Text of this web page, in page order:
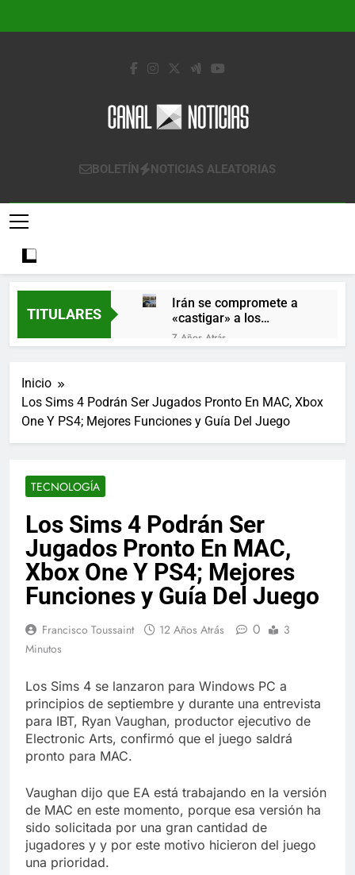
Canal Noticias
Canal Noticias
BOLETÍN NOTICIAS ALEATORIAS
TITULARES
Irán se compromete a
«castigar» a los
responsables de
derribar un avión
7 Años Atrás
diciembre
Los últimos paquetes
especiales Hush Socks
7 Años Atrás
La familia Kennedy
entierra a otro
miembro de la familia
7 Años Atrás
Cápsulas Ultra Max
Testo a Precios
Especiales en México,
Colombia, Perú ,
7 Años Atrás
Crema Precios –
México – Descuentos
Masivos en Mercado
Libre
7 Años Atrás
Crucero en México te
lleva a lugares
secuestrados
deepfake de Samsung
fabrica un clip de
movimiento desde una
sola foto
7 Años Atrás
Inicio
Los Sims 4 Podrán Ser Jugados Pronto En MAC, Xbox
One Y PS4; Mejores Funciones y Guía Del Juego
TECNOLOGÍA
Los Sims 4 Podrán Ser
Jugados Pronto En MAC,
Xbox One Y PS4; Mejores
Funciones y Guía Del Juego
Francisco Toussaint 12 Años Atrás 0
3
Minutos
Los Sims 4 se lanzaron para Windows PC a
principios de septiembre y durante una entrevista
para IBT, Ryan Vaughan, productor ejecutivo de
Electronic Arts, confirmó que el juego saldrá
pronto para MAC.
Vaughan dijo que EA está trabajando en la versión
de MAC en este momento, porque esa versión ha
sido solicitada por una gran cantidad de
jugadores y y por este motivo hicieron del juego
una prioridad.